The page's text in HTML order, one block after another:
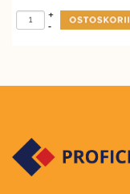
-
+